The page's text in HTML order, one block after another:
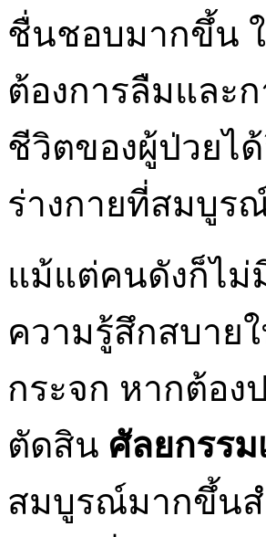
ชื่นชอบมากขึ้น
ต้องการลืมและ
ชีวิตของผู้ป่วยไ
ร่างกายที่สมบูร
แม้แต่คนดังก็ไม่
ความรู้สึกสบาย
กระจก หากต้อง
ตัดสิน ศัลยกรรม
สมบูรณ์มากขึ้นส